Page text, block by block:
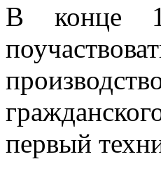
В конце
первый